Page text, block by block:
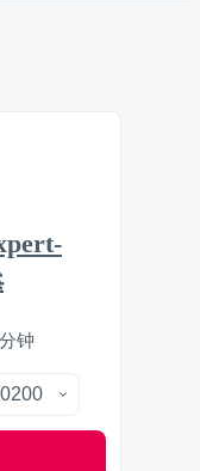
钟